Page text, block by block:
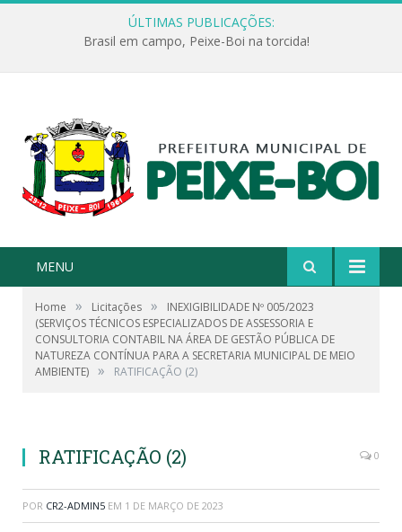
ÚLTIMAS PUBLICAÇÕES:
Brasil em campo, Peixe-Boi na torcida!
MENU
Home » Licitações »
INEXIGIBILIDADE Nº 005/2023
(SERVIÇOS TÉCNICOS ESPECIALIZADOS DE ASSESSORIA E
CONSULTORIA CONTABIL NA ÁREA DE GESTÃO PÚBLICA DE
NATUREZA CONTÍNUA PARA A SECRETARIA MUNICIPAL DE MEIO
AMBIENTE) » RATIFICAÇÃO (2)
RATIFICAÇÃO (2) 0
POR CR2-ADMIN5 EM 1 DE MARÇO DE 2023